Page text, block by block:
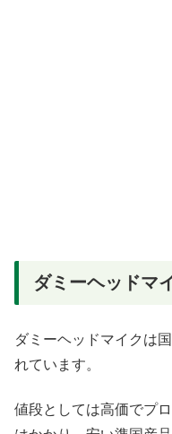
ダミーヘッドマ
ダミーヘッドマイクは
れています。
値段としては高価でプ